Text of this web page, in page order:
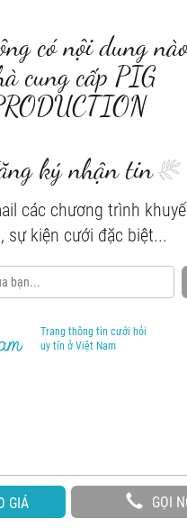
có nội dung
cung cấp PIG
ký nhận tin
các chương trình
sự kiện cưới đặc biệt...
GIÁ GỌI
Trang thông tin cưới hỏi
uy tín ở Việt Nam